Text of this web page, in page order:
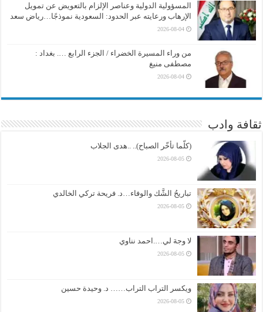
المسؤولية الدولية وعناصر الإلزام بالتعويض عن تمويل
الإرهاب ورعايته عبر الحدود: السعودية نموذجًا…رياض سعد
2026-08-04
من وراء المسيرة الخضراء / الجزء الرابع …. بغداد :
مصطفى منيغ
2026-08-04
ثقافة وادب
(كلّما تأخّر الصباح).. ..هدى الجلاب
2026-08-05
تباريحُ الشَّك والوفاء…د. فريحة تركي الخالدي
2026-08-05
لا وجهَ لي….احمد نناوي
2026-08-05
ويكسر التراب التراب…… د. وحيدة حسين
2026-08-05